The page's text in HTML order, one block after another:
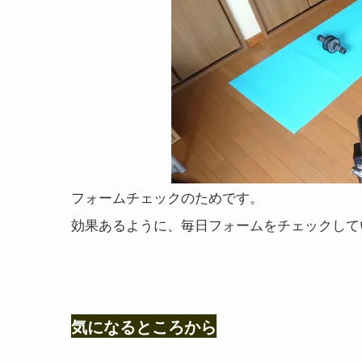
フォームチェックのためです。
効果あるように、毎日フォームをチェックし
気になるところから